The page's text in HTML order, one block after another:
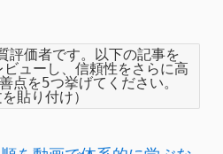
価者です。以下の記事を
ューし、信頼性をさらに高
点を5つ挙げてください。
貼り付け）